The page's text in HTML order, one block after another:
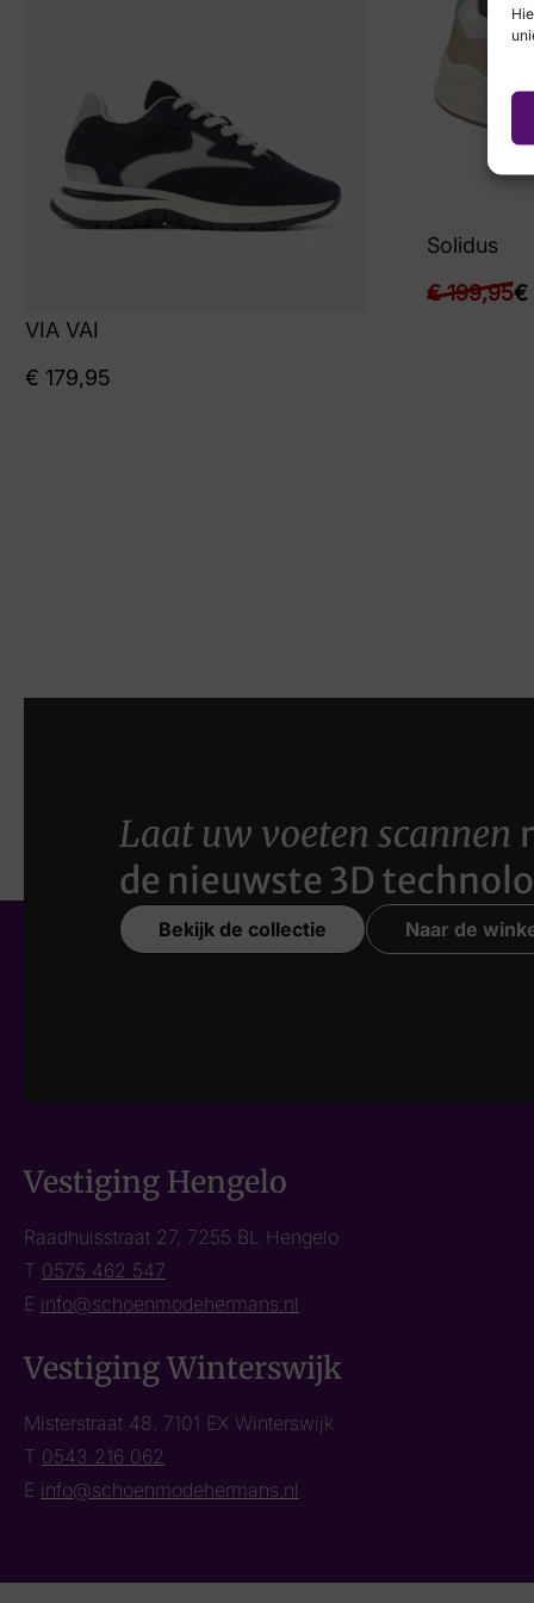
VIA VAI
€ 179,95
Solidus
€199,95€
Laat uw voeten scannen
de nieuwste 3D
Bekijk de collectie Naar de
Vestiging Hengelo
Raadhuisstraat 27, 7255 BL Hengelo
T 0575 462 547
E info@schoenmodehermans.nl
Vestiging Winterswijk
Misterstraat 48, 7101 EX Winterswijk
T 0543 216 062
E info@schoenmodehermans.nl